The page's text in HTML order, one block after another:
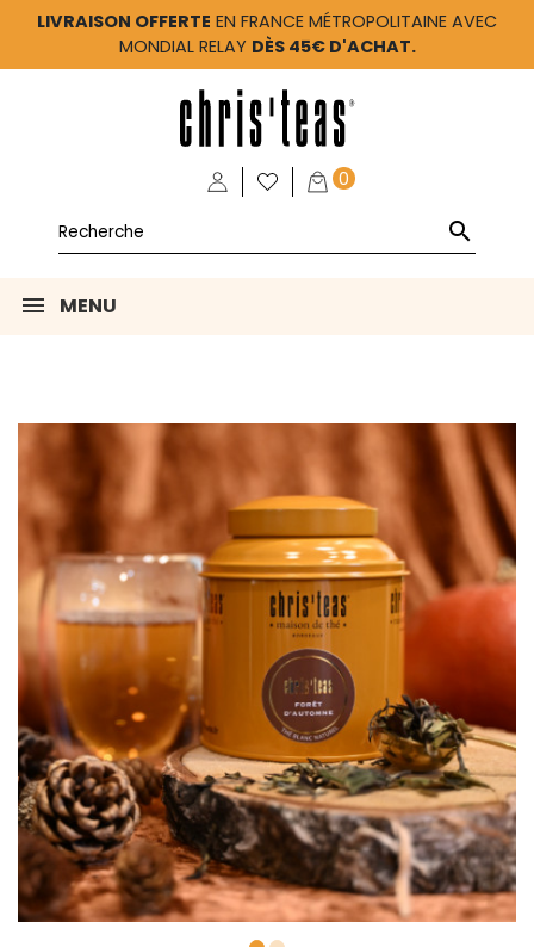
LIVRAISON OFFERTE EN FRANCE MÉTROPOLITAINE AVEC
MONDIAL RELAY DÈS 45€ D'ACHAT.
0

MENU